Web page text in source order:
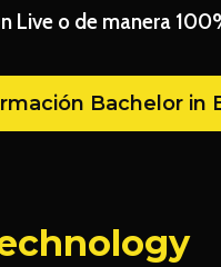
o de manera
Bachelor in